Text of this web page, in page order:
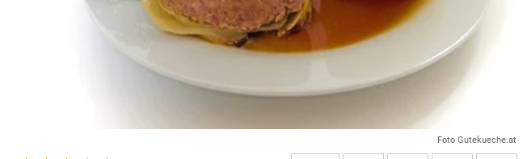
Foto Gutekueche.at